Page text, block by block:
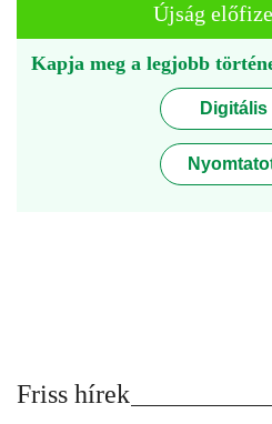
Újság
Kapja meg a legjobb
Digitális
Friss hírek